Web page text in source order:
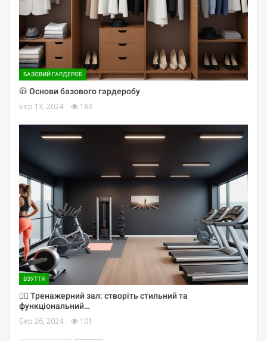
БАЗОВИЙ ГАРДЕРОБ
🧥 Основи базового гардеробу
Бер 13, 2024 183
ВЗУТТЯ
🏋️‍♀️ Тренажерний зал: створіть стильний та
функціональний…
Бер 26, 2024 101